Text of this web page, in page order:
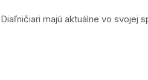
majú aktuálne vo svojej